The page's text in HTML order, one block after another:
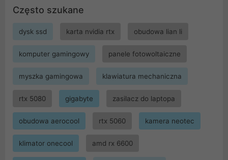
Często szukane
dysk ssd karta nvidia rtx obudowa lian li
komputer gamingowy panele fotowoltaiczne
myszka gamingowa klawiatura mechaniczna
rtx 5080 gigabyte zasilacz do laptopa
obudowa aerocool rtx 5060 kamera neotec
klimator onecool amd rx 6600